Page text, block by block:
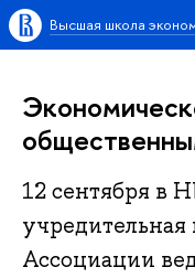
Высшая школа
12 сентября в
Ассоциации